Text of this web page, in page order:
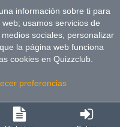
información sobre ti para
usamos servicios de
sociales, personalizar
la página web funciona
cookies en Quizzclub.
preferencias